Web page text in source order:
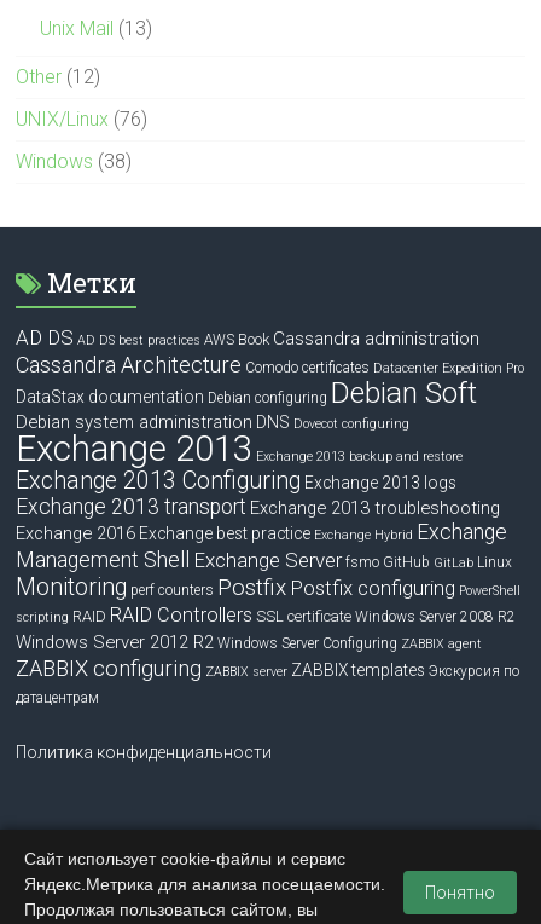
Unix Mail (13)
Other (12)
UNIX/Linux (76)
Windows (38)
Метки
AD DS AD DS best practices AWS Book Cassandra administration
Cassandra Architecture Comodo certificates Datacenter Expedition Pro
DataStax documentation Debian configuring Debian Soft
Debian system administration DNS Dovecot configuring
Exchange 2013 Exchange 2013 backup and restore
Exchange 2013 Configuring Exchange 2013 logs
Exchange 2013 transport Exchange 2013 troubleshooting
Exchange 2016 Exchange best practice Exchange Hybrid Exchange
Management Shell
Exchange Server fsmo GitHub GitLab Linux
Monitoring perf counters Postfix Postfix configuring PowerShell
scripting RAID RAID Controllers SSL certificate Windows Server 2008 R2
Windows Server 2012 R2 Windows Server Configuring ZABBIX agent
ZABBIX configuring ZABBIX server ZABBIX templates Экскурсия по
датацентрам
Политика конфиденциальности
Copyright © 2026blog.bissquit.com. Все права защищены.
ТемаAccelerateот ThemeGrill. На платформеWordPress .
Главная
Обратная связь
Сайт использует cookie-файлы и сервис
Яндекс.Метрика для анализа посещаемости.
Продолжая пользоваться сайтом, вы
Понятно